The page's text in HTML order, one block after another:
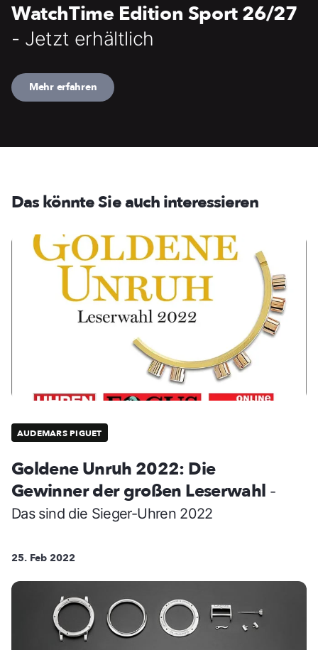
WatchTime Edition Sport 26/27
- Jetzt erhältlich
Mehr erfahren
Das könnte Sie auch interessieren
AUDEMARS PIGUET
Goldene Unruh 2022: Die
Gewinner der großen Leserwahl -
Das sind die Sieger-Uhren 2022
25. Feb 2022